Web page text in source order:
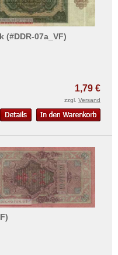
(#DDR-07a_VF)
1,79 €
zzgl. Versand